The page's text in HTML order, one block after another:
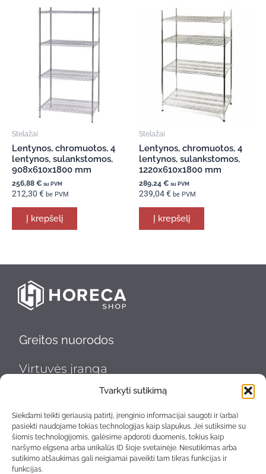
Tvarkyti sutikimą
Siekdami teikti geriausią patirtį, įrenginio informacijai saugoti ir (arba)
pasiekti naudojame tokias technologijas kaip slapukus. Jei sutiksime su
šiomis technologijomis, galėsime apdoroti duomenis, tokius kaip
naršymo elgsena arba unikalūs ID šioje svetainėje. Nesutikimas arba
sutikimo atšaukimas gali neigiamai paveikti tam tikras funkcijas ir
funkcijas.
Stelažai
Lentynos, chromuotos, 4
lentynos, sulankstomos,
908x610x1800 mm
256,88 € su PVM
212,30 € be PVM
Į krepšelį
Stelažai
Lentynos, chromuotos, 4
lentynos, sulankstomos,
1220x610x1800 mm
289,24 € su PVM
239,04€ be PVM
Į krepšelį
Greitos nuorodos
Virtuvės įranga
Indų plovimas ir higiena
Nerūdijančio plieno gaminiai
Šaldymo įranga
Transportavimas ir sandėliavimas